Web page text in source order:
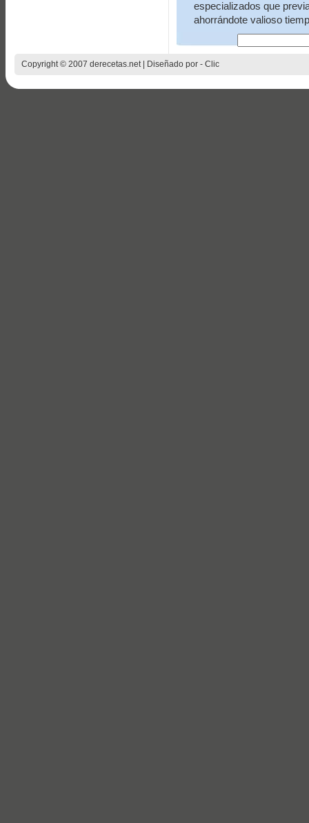
especializados que
ahorrándote valioso
Copyright © 2007 derecetas.net | Diseñado por - Clic